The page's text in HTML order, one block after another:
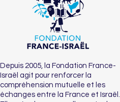
Depuis 2005, la Fondation France-
Israël agit pour renforcer la
compréhension mutuelle et les
échanges entre la France et Israël.